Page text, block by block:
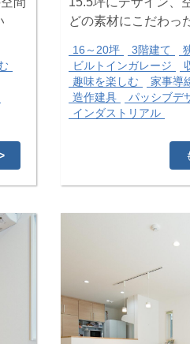
どの素材にこだわっ
16～20坪 3階建て
ビルトインガレージ
趣味を楽しむ
家事導
造作建具
パッシブデ
インダストリアル